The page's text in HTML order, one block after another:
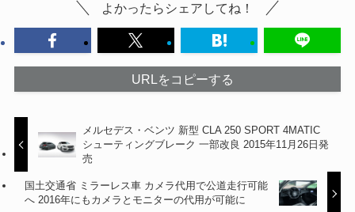
よかったらシェアしてね！
URLをコピーする
メルセデス・ベンツ 新型 CLA 250 SPORT 4MATIC
シューティングブレーク 一部改良 2015年11月26日発
売
国土交通省 ミラーレス車 カメラ代用で公道走行可能
へ 2016年にもカメラとモニターの代用が可能に